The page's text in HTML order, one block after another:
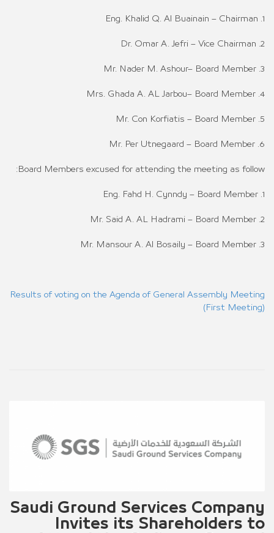
1. Eng. Khalid Q. Al Buainain – Chairman
2. Dr. Omar A. Jefri – Vice Chairman
3. Mr. Nader M. Ashour– Board Member
4. Mrs. Ghada A. AL Jarbou– Board Member
5. Mr. Con Korfiatis – Board Member
6. Mr. Per Utnegaard – Board Member
Board Members excused for attending the meeting as follow:
1. Eng. Fahd H. Cynndy – Board Member
2. Mr. Said A. AL Hadrami – Board Member
3. Mr. Mansour A. Al Bosaily – Board Member
Results of voting on the Agenda of General Assembly Meeting
(First Meeting)
Saudi Ground Services Company
Invites its Shareholders to